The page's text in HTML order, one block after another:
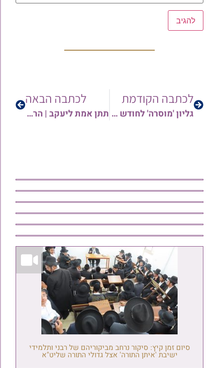
לכתבה הקודמת
גליון 'מוסרה' לחודש טבת התשפ"ו
לכתבה הבאה
תתן אמת ליעקב | הרב יצחק מועלם בשיעורו השבועי של הרב יצחק יוסף
סיום זמן קיץ: סיקור נרחב מביקוריהם של רבני ותלמידי
ישיבת 'איתן התורה' אצל גדולי התורה שליט"א